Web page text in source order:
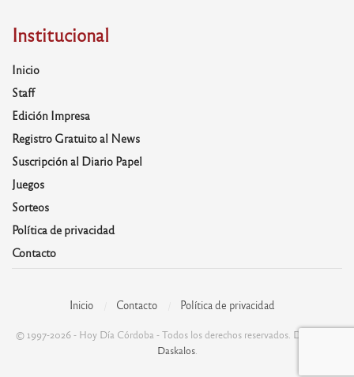
Institucional
Inicio
Staff
Edición Impresa
Registro Gratuito al News
Suscripción al Diario Papel
Juegos
Sorteos
Política de privacidad
Contacto
Inicio Contacto Política de privacidad
© 1997-2026 - Hoy Día Córdoba - Todos los derechos reservados. Desarrolla:
Daskalos.